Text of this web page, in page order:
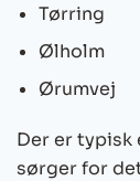
Tørring
Ølholm
Ørumvej
Der er typisk
sørger for